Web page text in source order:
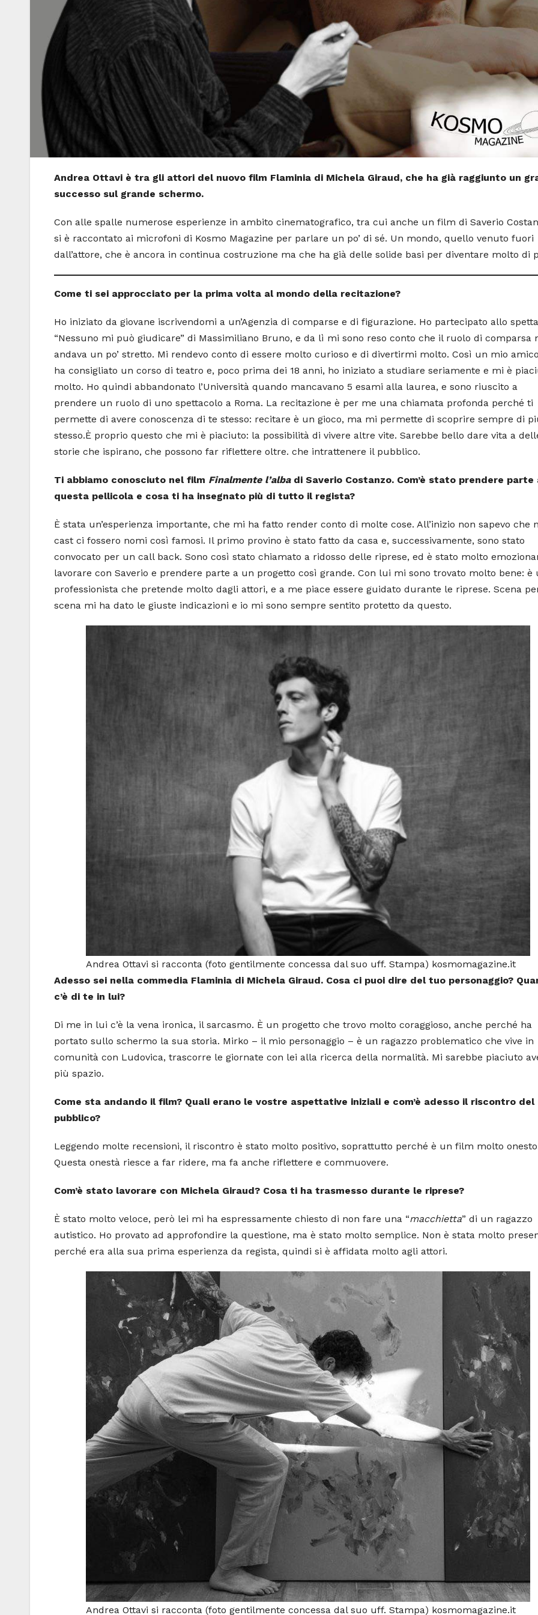
Andrea Ottavi è tra gli attori del nuovo film Flaminia di Michela Giraud, che ha già raggiunto un
successo sul grande schermo.
Con alle spalle numerose esperienze in ambito cinematografico, tra cui anche un film di Saverio
si è raccontato ai microfoni di Kosmo Magazine per parlare un po’ di sé. Un mondo, quello venuto fuori
dall’attore, che è ancora in continua costruzione ma che ha già delle solide basi per diventare molto di
Come ti sei approcciato per la prima volta al mondo della recitazione?
Ho iniziato da giovane iscrivendomi a un’Agenzia di comparse e di figurazione. Ho partecipato allo
“Nessuno mi può giudicare” di Massimiliano Bruno, e da lì mi sono reso conto che il ruolo di comparsa
andava un po’ stretto. Mi rendevo conto di essere molto curioso e di divertirmi molto. Così un mio
ha consigliato un corso di teatro e, poco prima dei 18 anni, ho iniziato a studiare seriamente e mi è
molto. Ho quindi abbandonato l’Università quando mancavano 5 esami alla laurea, e sono riuscito a
prendere un ruolo di uno spettacolo a Roma. La recitazione è per me una chiamata profonda perché ti
permette di avere conoscenza di te stesso: recitare è un gioco, ma mi permette di scoprire sempre di
stesso.È proprio questo che mi è piaciuto: la possibilità di vivere altre vite. Sarebbe bello dare vita a
storie che ispirano, che possono far riflettere oltre. che intrattenere il pubblico.
Ti abbiamo conosciuto nel film Finalmente l’albadi Saverio Costanzo. Com’è stato prendere parte
questa pellicola e cosa ti ha insegnato più di tutto il regista?
È stata un’esperienza importante, che mi ha fatto render conto di molte cose. All’inizio non sapevo che
cast ci fossero nomi così famosi. Il primo provino è stato fatto da casa e, successivamente, sono stato
convocato per un call back. Sono così stato chiamato a ridosso delle riprese, ed è stato molto
lavorare con Saverio e prendere parte a un progetto così grande. Con lui mi sono trovato molto bene: è
professionista che pretende molto dagli attori, e a me piace essere guidato durante le riprese. Scena
scena mi ha dato le giuste indicazioni e io mi sono sempre sentito protetto da questo.
Andrea Ottavi si racconta (foto gentilmente concessa dal suo uff. Stampa) kosmomagazine.it
Adesso sei nella commedia Flaminia di Michela Giraud. Cosa ci puoi dire del tuo personaggio?
c’è di te in lui?
Di me in lui c’è la vena ironica, il sarcasmo. È un progetto che trovo molto coraggioso, anche perché ha
portato sullo schermo la sua storia. Mirko – il mio personaggio – è un ragazzo problematico che vive in
comunità con Ludovica, trascorre le giornate con lei alla ricerca della normalità. Mi sarebbe piaciuto
più spazio.
Come sta andando il film? Quali erano le vostre aspettative iniziali e com’è adesso il riscontro del
pubblico?
Leggendo molte recensioni, il riscontro è stato molto positivo, soprattutto perché è un film molto
Questa onestà riesce a far ridere, ma fa anche riflettere e commuovere.
Com’è stato lavorare con Michela Giraud? Cosa ti ha trasmesso durante le riprese?
È stato molto veloce, però lei mi ha espressamente chiesto di non fare una “macchietta” di un ragazzo
autistico. Ho provato ad approfondire la questione, ma è stato molto semplice. Non è stata molto
perché era alla sua prima esperienza da regista, quindi si è affidata molto agli attori.
Andrea Ottavi si racconta (foto gentilmente concessa dal suo uff. Stampa) kosmomagazine.it